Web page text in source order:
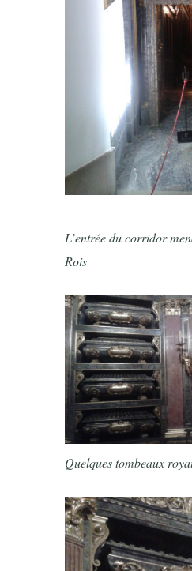
L’entrée du corridor
Rois
Quelques tombeaux